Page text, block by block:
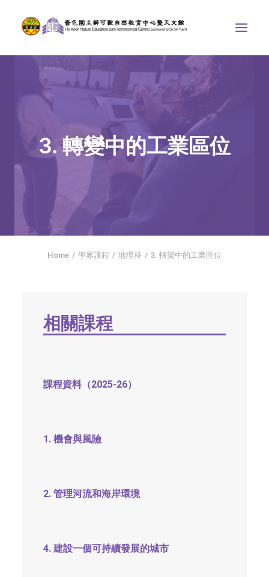
中心介紹
博物天地
比賽/專題計劃
SEARCH
3. 轉變中的工業區位
Home 學界課程 地理科 3. 轉變中的工業區位
相關課程
課程資料（2025-26）
1. 機會與風險
2. 管理河流和海岸環境
4. 建設一個可持續發展的城市